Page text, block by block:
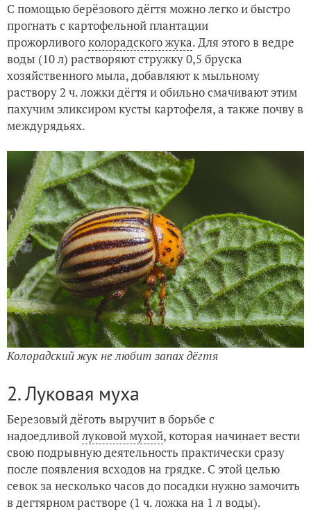
С помощью берёзового дёгтя можно легко и быстро
прогнать с картофельной плантации
прожорливогоколорадского жука. Для этого в ведре
воды (10 л) растворяют стружку 0,5 бруска
хозяйственного мыла, добавляют к мыльному
раствору 2 ч. ложки дёгтя и обильно смачивают этим
пахучим эликсиром кусты картофеля, а также почву в
междурядьях.
Колорадский жук не любит запах дёгтя
2. Луковая муха
Березовый дёготь выручит в борьбе с
надоедливойлуковой мухой, которая начинает вести
свою подрывную деятельность практически сразу
после появления всходов на грядке. С этой целью
севок за несколько часов до посадки нужно замочить
в дегтярном растворе (1 ч. ложка на 1 л воды).